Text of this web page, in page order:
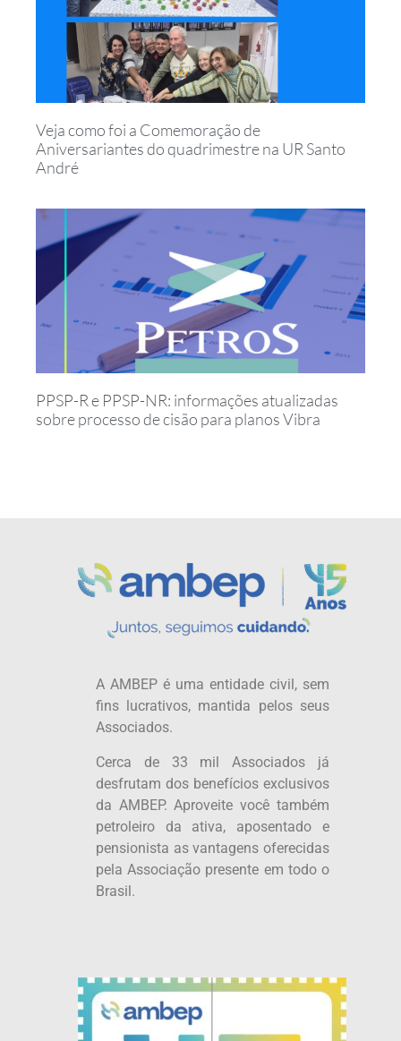
Veja como foi a Comemoração de
Aniversariantes do quadrimestre na UR Santo
André
PPSP-R e PPSP-NR: informações atualizadas
sobre processo de cisão para planos Vibra
A AMBEP é uma entidade civil, sem
fins lucrativos, mantida pelos seus
Associados.
Cerca de 33 mil Associados já
desfrutam dos benefícios exclusivos
da AMBEP. Aproveite você também
petroleiro da ativa, aposentado e
pensionista as vantagens oferecidas
pela Associação presente em todo o
Brasil.